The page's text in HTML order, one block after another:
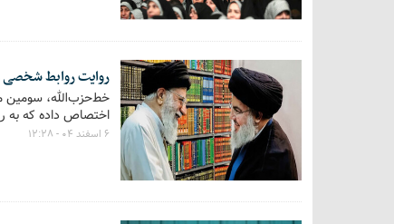
روایت روابط شخصی
خط‌حزب‌الله، سومین
اختصاص داده که به
۶ اسفند ۰۴ - ۱۲:۲۸